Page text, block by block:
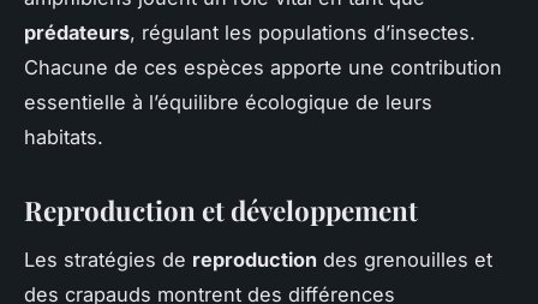
prédateurs, régulant les populations d’insectes.
Chacune de ces espèces apporte une contribution
essentielle à l’équilibre écologique de leurs
habitats.
Reproduction et développement
Les stratégies de reproduction des grenouilles et
des crapauds montrent des différences